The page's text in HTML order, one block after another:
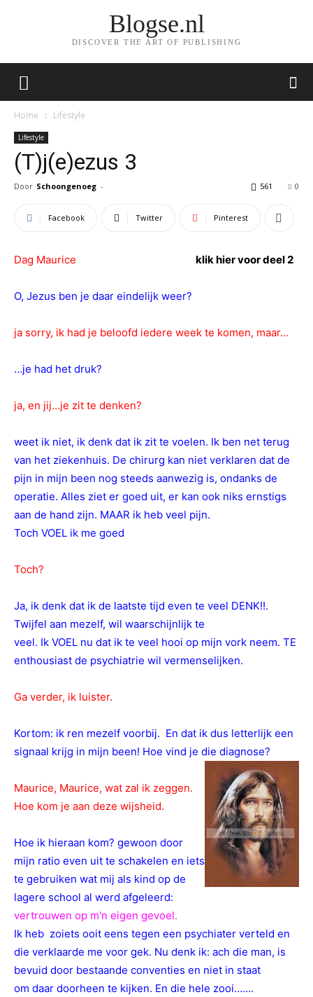
Blogse.nl
DISCOVER THE ART OF PUBLISHING
Home Lifestyle
Lifestyle
(T)j(e)ezus 3
Door Schoongenoeg - 0
561
Facebook Twitter Pinterest
Dag Maurice klik hier voor deel 2
O, Jezus ben je daar eindelijk weer?
ja sorry, ik had je beloofd iedere week te komen, maar…
…je had het druk?
ja, en jij…je zit te denken?
weet ik niet, ik denk dat ik zit te voelen. Ik ben net terug
van het ziekenhuis. De chirurg kan niet verklaren dat de
pijn in mijn been nog steeds aanwezig is, ondanks de
operatie. Alles ziet er goed uit, er kan ook niks ernstigs
aan de hand zijn. MAAR ik heb veel pijn.
Toch VOEL ik me goed
Toch?
Ja, ik denk dat ik de laatste tijd even te veel DENK!!.
Twijfel aan mezelf, wil waarschijnlijk te
veel. Ik VOEL nu dat ik te veel hooi op mijn vork neem. TE
enthousiast de psychiatrie wil vermenselijken.
Ga verder, ik luister.
Kortom: ik ren mezelf voorbij. En dat ik dus letterlijk een
signaal krijg in mijn been! Hoe vind je die diagnose?
Maurice, Maurice, wat zal ik zeggen.
Hoe kom je aan deze wijsheid.
Hoe ik hieraan kom? gewoon door
mijn ratio even uit te schakelen en iets
te gebruiken wat mij als kind op de
lagere school al werd afgeleerd:
vertrouwen op m'n eigen gevoel.
Ik heb zoiets ooit eens tegen een psychiater verteld en
die verklaarde me voor gek. Nu denk ik: ach die man, is
bevuid door bestaande conventies en niet in staat
om daar doorheen te kijken. En die hele zooi…….